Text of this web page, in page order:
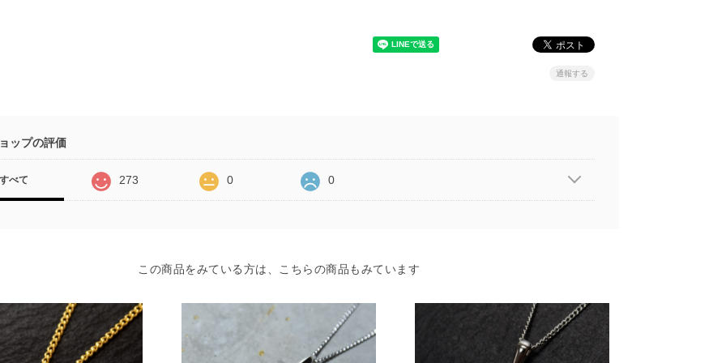
通報する
ップの評価
べて 273 0 0
この商品をみている方は、こちらの商品もみています